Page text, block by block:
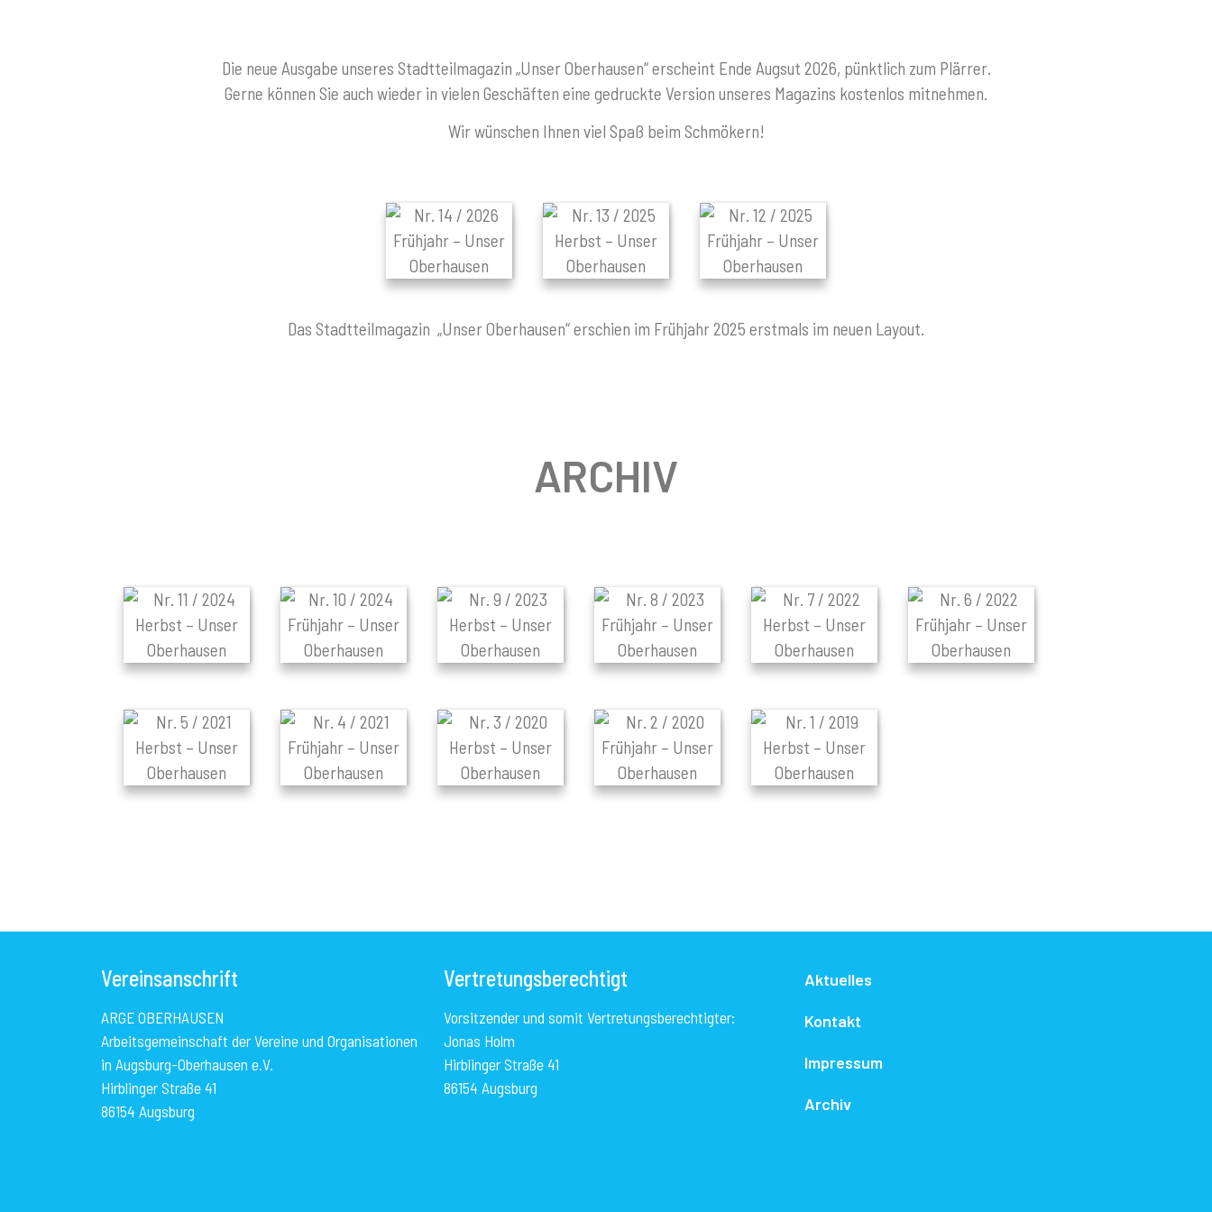
Die neue Ausgabe unseres Stadtteilmagazin „Unser Oberhausen“ erscheint Ende Augsut 2026, pünktlich zum Plärrer.
Gerne können Sie auch wieder in vielen Geschäften eine gedruckte Version unseres Magazins kostenlos mitnehmen.
Wir wünschen Ihnen viel Spaß beim Schmökern!
Das Stadtteilmagazin „Unser Oberhausen“ erschien im Frühjahr 2025 erstmals im neuen Layout.
ARCHIV
Vereinsanschrift
ARGE OBERHAUSEN
Arbeitsgemeinschaft der Vereine und Organisationen
in Augsburg-Oberhausen e.V.
Hirblinger Straße 41
86154 Augsburg
Vertretungsberechtigt
Vorsitzender und somit Vertretungsberechtigter:
Jonas Holm
Hirblinger Straße 41
86154 Augsburg
Aktuelles
Kontakt
Impressum
Archiv